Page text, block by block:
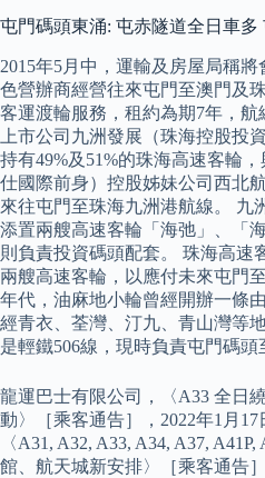
屯門碼頭東涌: 屯赤隧道全日車
2015年5月中，運輸及房屋局稱
色營辦商經營往來屯門至澳門及
客運渡輪服務，租約為期7年，航
上市公司九洲發展（珠海控股投
持有49%及51%的珠海高速客輪
仕國際前身）控股姊妹公司西北
來往屯門至珠海九洲港航線。 九
添置兩艘高速客輪「海弛」、「
則負責投資碼頭配套。 珠海高速
兩艘高速客輪，以應付未來屯門
年代，油麻地小輪曾經開辦一條
經青衣、荃灣、汀九、青山灣等
是輕鐵506線，現時負責屯門碼頭
龍運巴士有限公司，〈A33 全日
動〉［乘客通告］，2022年1月17
〈A31, A32, A33, A34, A37,
館、航天城新安排〉［乘客通告